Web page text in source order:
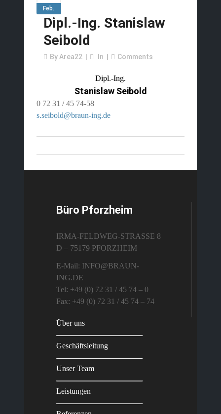
Feb.
Dipl.-Ing. Stanislaw
Seibold
ByArea22 In Comments
Dipl.-Ing.
Stanislaw Seibold
0 72 31 / 45 74-58
s.seibold@braun-ing.de
Büro Pforzheim
IRMA-FELDWEG-STRASSE 8
D – 75179 PFORZHEIM
E-Mail: INFO@BRAUN-
ING.DE
Tel: +49 (0) 72 31 / 45 74 – 0
Fax: +49 (0) 72 31 / 45 74 – 74
Über uns
Geschäftsleitung
Unser Team
Leistungen